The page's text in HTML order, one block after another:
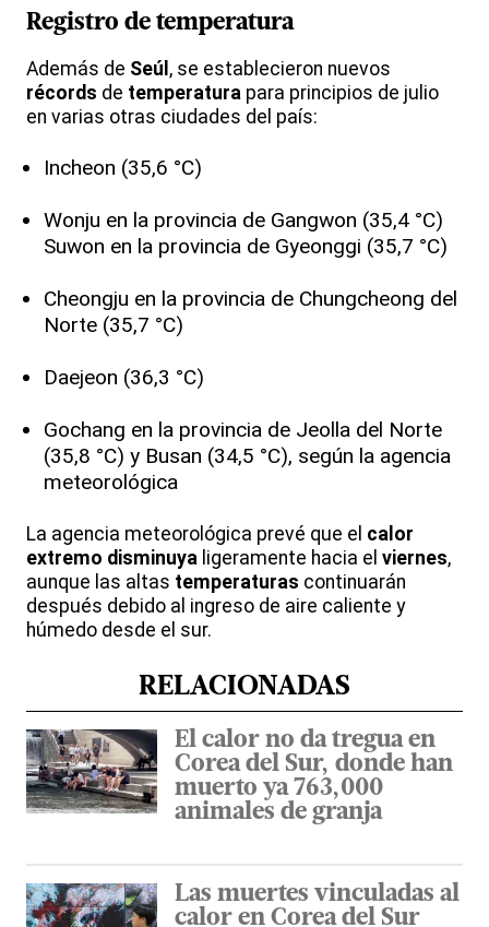
Registro de temperatura
Además de Seúl , se establecieron nuevos
récords de temperatura para principios de julio
en varias otras ciudades del país:
Incheon (35,6 °C)
Wonju en la provincia de Gangwon (35,4 °C)
Suwon en la provincia de Gyeonggi (35,7 °C)
Cheongju en la provincia de Chungcheong del
Norte (35,7 °C)
Daejeon (36,3 °C)
Gochang en la provincia de Jeolla del Norte
(35,8 °C) y Busan (34,5 °C), según la agencia
meteorológica
La agencia meteorológica prevé que el calor
extremo disminuya ligeramente hacia el viernes,
aunque las altas temperaturas continuarán
después debido al ingreso de aire caliente y
húmedo desde el sur.
RELACIONADAS
El calor no da tregua en
Corea del Sur, donde han
muerto ya 763,000
animales de granja
Las muertes vinculadas al
calor en Corea del Sur